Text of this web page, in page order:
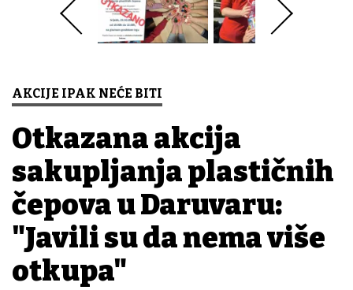
AKCIJE IPAK NEĆE BITI
Otkazana akcija
sakupljanja plastičnih
čepova u Daruvaru:
"Javili su da nema više
otkupa"